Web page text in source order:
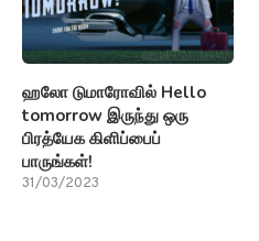
ஹலோ டுமாரோவில் Hello
tomorrow இருந்து ஒரு
பிரத்யேக கிளிப்பைப்
பாருங்கள்!
31/03/2023